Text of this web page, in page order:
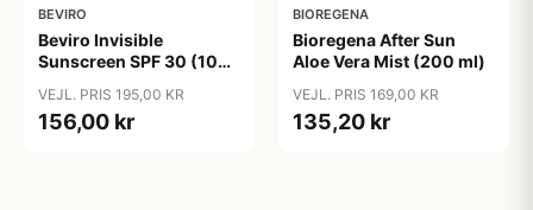
BEVIRO
Beviro Invisible
Sunscreen SPF 30 (100
VEJL. PRIS 195,00 KR
156,00 kr
BIOREGENA
Bioregena After Sun
Aloe Vera Mist (200 ml)
VEJL. PRIS 169,00 KR
135,20 kr